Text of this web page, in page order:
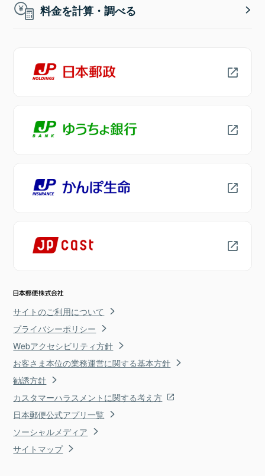
料金を計算・調べる
サイトのご利用について
プライバシーポリシー
Webアクセシビリティ方針
お客さま本位の業務運営に関する基本方針
勧誘方針
カスタマーハラスメントに関する考え方
日本郵便公式アプリ一覧
ソーシャルメディア
サイトマップ